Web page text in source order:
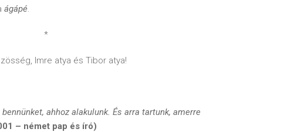
ágápé.
*
Imre atya és Tibor atya!
ahhoz alakulunk. És arra tartunk, amerre
– német pap és író)